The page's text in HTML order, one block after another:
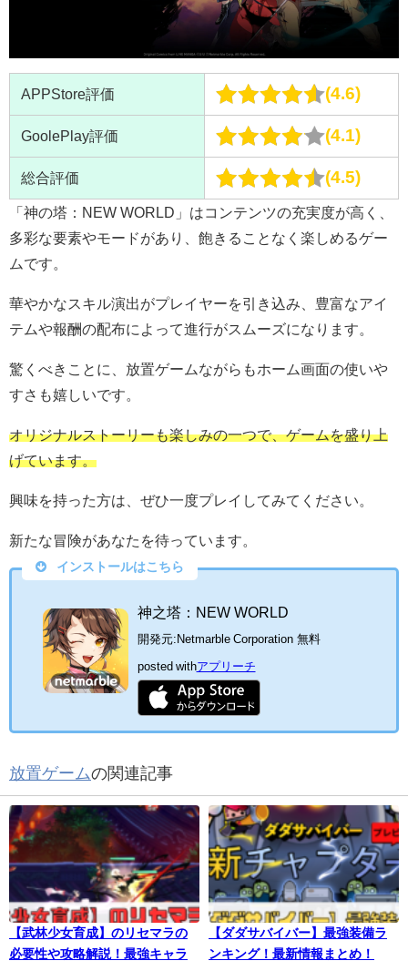
APPStore評価 4.6
GoolePlay評価 4.1
総合評価 4.5
「神の塔：NEW WORLD」はコンテンツの充実度が高く、
多彩な要素やモードがあり、飽きることなく楽しめるゲー
ムです。
華やかなスキル演出がプレイヤーを引き込み、豊富なアイ
テムや報酬の配布によって進行がスムーズになります。
驚くべきことに、放置ゲームながらもホーム画面の使いや
すさも嬉しいです。
オリジナルストーリーも楽しみの一つで、ゲームを盛り上
げています。
興味を持った方は、ぜひ一度プレイしてみてください。
新たな冒険があなたを待っています。
インストールはこちら
神之塔：NEW WORLD
開発元: Netmarble Corporation 無料
posted withアプリーチ
放置ゲームの関連記事
【武林少女育成】のリセマラの
必要性や攻略解説！最強キャラ
【ダダサバイバー】最強装備ラ
ンキング！最新情報まとめ！